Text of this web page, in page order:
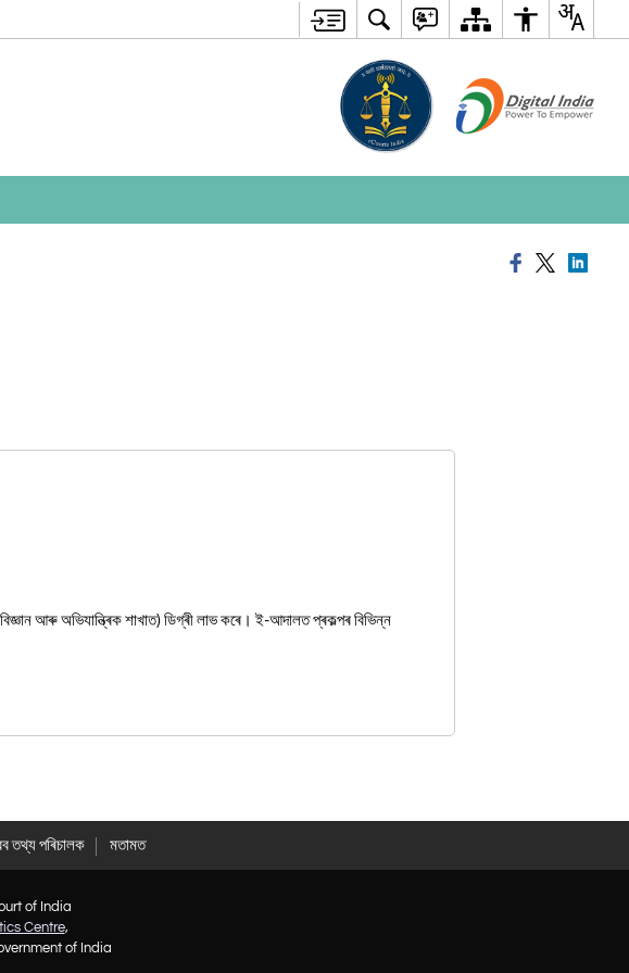
আৰু অভিযান্ত্ৰিক শাখাত) ডিগ্ৰী লাভ কৰে। ই-আদালত প্ৰকল্পৰ বিভিন্ন
তথ্য পৰিচালক মতামত
of India
Centre,
of India